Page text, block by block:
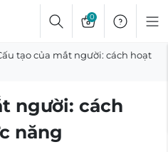
0
tạo của mắt người: cách hoạt
người: cách
năng